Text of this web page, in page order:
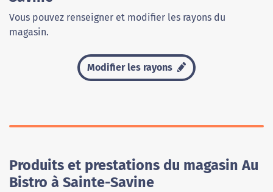
Vous pouvez renseigner et modifier les rayons du
magasin.
Modifier les rayons
Produits et prestations du magasin Au
Bistro à Sainte-Savine